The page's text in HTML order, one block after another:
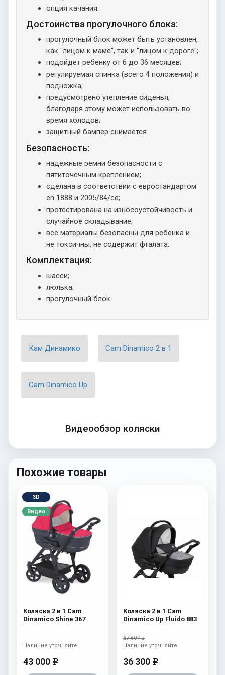
опция качания.
Достоинства прогулочного блока:
прогулочный блок может быть установлен,
как "лицом к маме", так и "лицом к дороге";
подойдет ребенку от 6 до 36 месяцев;
регулируемая спинка (всего 4 положения) и
подножка;
предусмотрено утепление сиденья,
благодаря этому может использовать во
время холодов;
защитный бампер снимается.
Безопасность:
надежные ремни безопасности с
пятиточечным креплением;
сделана в соответствии с евростандартом
en 1888 и 2005/84/ce;
протестирована на износоустойчивость и
случайное складывание;
все материалы безопасны для ребенка и
не токсичны, не содержит фталата.
Комплектация:
шасси;
люлька;
прогулочный блок.
Кам Динамико Cam Dinamico 2 в 1
Cam Dinamico Up
Видеообзор коляски
Похожие товары
3D
Видео
Коляска 2 в 1 Cam
Dinamico Shine 367
43 000 e
Наличие уточняйте
Коляска 2 в 1 Cam
Dinamico Up Fluido 883
37 607 р
36 300 e
Наличие уточняйте